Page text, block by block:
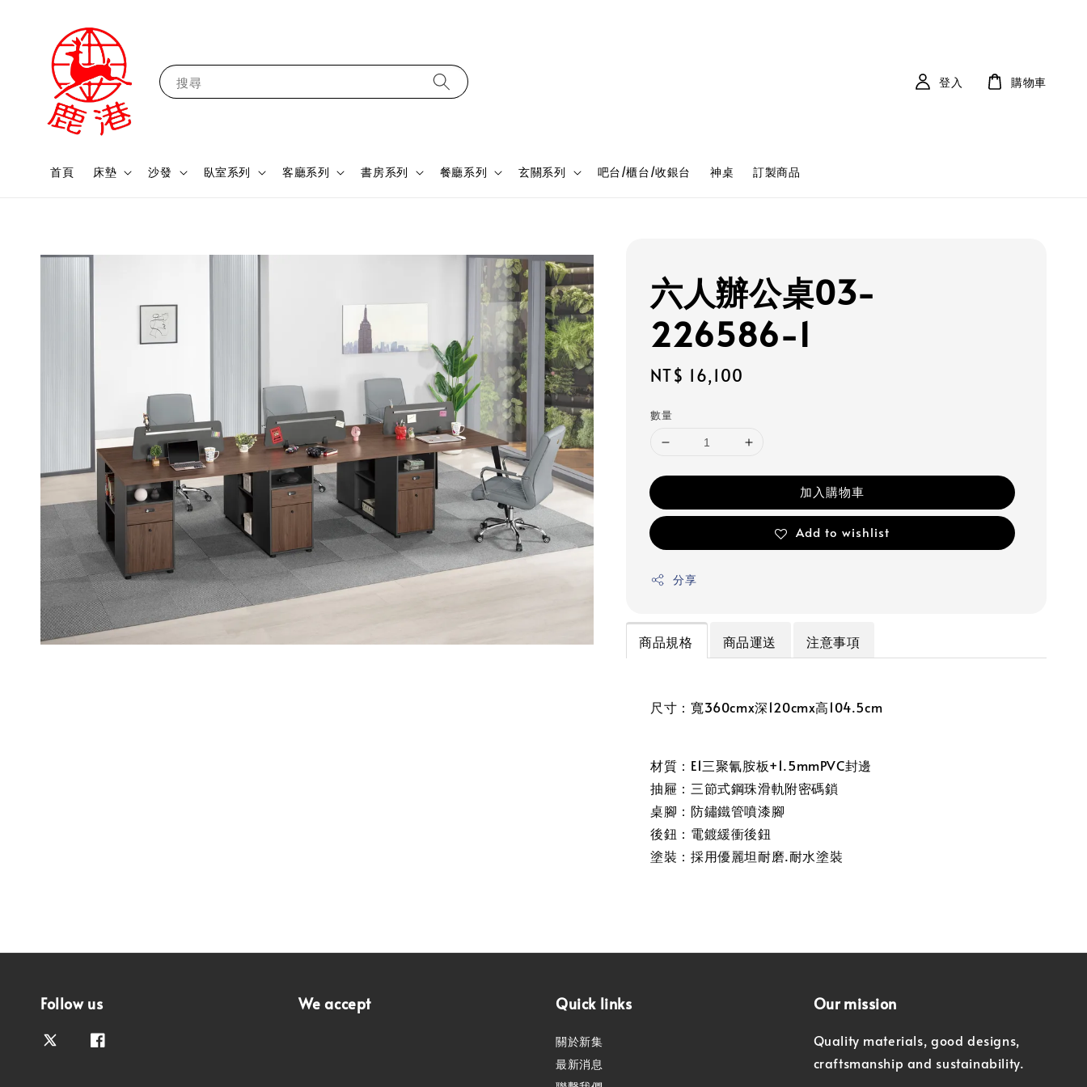
搜尋
首頁 床墊 沙發 臥室系列 客廳系列 書房系列 餐廳系列 玄關系列 吧台/櫃台/收銀台 神桌 訂製商品
登入 購物車
六人辦公桌03-
226586-1
Regular
NT$ 16,100
數量
加入購物車
Add to wishlist
分享
商品規格 商品運送 注意事項
尺寸：寬360cmx深120cmx高104.5cm
材質：E1三聚氰胺板+1.5mmPVC封邊
抽屜：三節式鋼珠滑軌附密碼鎖
桌腳：防鏽鐵管噴漆腳
後鈕：電鍍緩衝後鈕
塗裝：採用優麗坦耐磨.耐水塗裝
Follow us We accept Quick links
關於新集
最新消息
Our mission
Quality materials, good designs,
craftsmanship and sustainability.